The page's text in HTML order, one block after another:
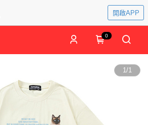
開啟APP
0
1/1